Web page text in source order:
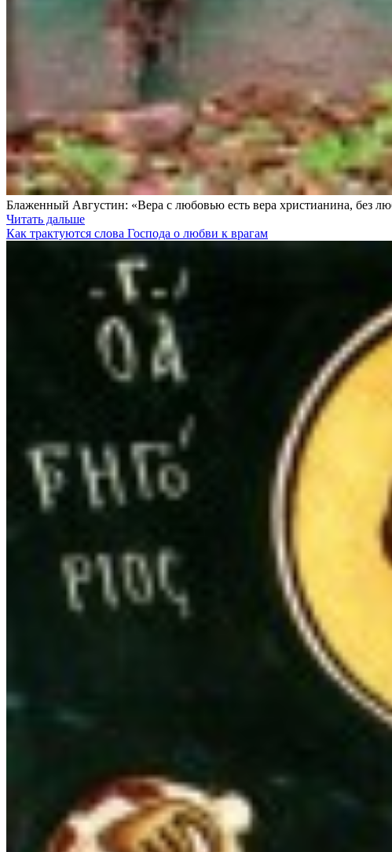
Блаженный Августин: «Вера с любовью есть вера христианина, без
Читать дальше
Как трактуются слова Господа о любви к врагам